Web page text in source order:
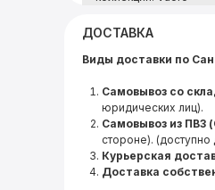
ДОСТАВКА
Виды доставки по
Самовывоз со
юридических лиц).
Самовывоз из ПВЗ
стороне). (доступно
Курьерская
Доставка